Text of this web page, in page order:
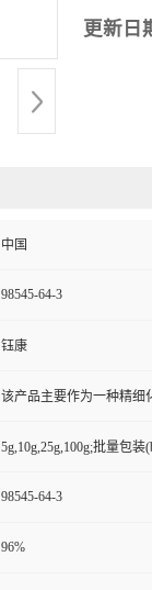
更新日
中国
98545-64-3
钰康
该产品主要作为一种精细
5g,10g,25g,100g;批量包装
98545-64-3
96%